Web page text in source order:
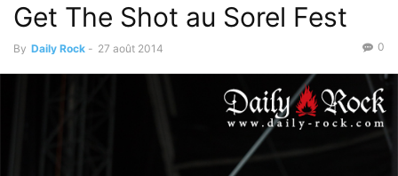
Get The Shot au Sorel Fest
By Daily Rock - 27 août 2014 0